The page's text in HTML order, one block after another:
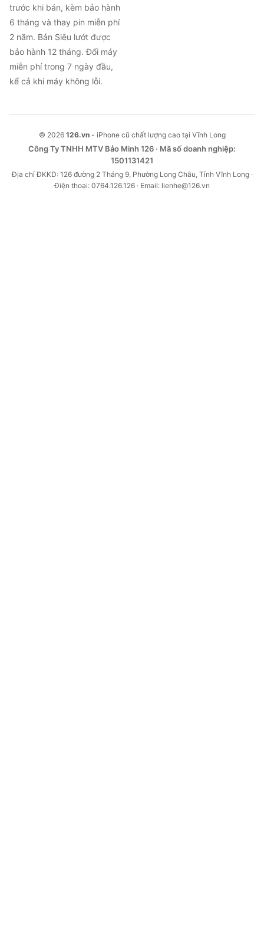
trước khi bán, kèm bảo hành
6 tháng và thay pin miễn phí
2 năm. Bản Siêu lướt được
bảo hành 12 tháng. Đổi máy
miễn phí trong 7 ngày đầu,
kể cả khi máy không lỗi.
© 2026 126.vn- iPhone cũ chất lượng cao tại Vĩnh Long
Công Ty TNHH MTV Bảo Minh 126 · Mã số doanh nghiệp:
1501131421
Địa chỉ ĐKKD: 126 đường 2 Tháng 9, Phường Long Châu, Tỉnh Vĩnh Long ·
Điện thoại: 0764.126.126 · Email: lienhe@126.vn